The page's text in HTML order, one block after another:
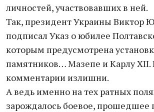
личностей, участвовавших в ней.
Так, президент Украины Виктор
подписал Указ о юбилее
которым предусмотрена
памятников… Мазепе и Карлу XII.
комментарии излишни.
А ведь именно на тех ратных
зарождалось боевое, прошедшее